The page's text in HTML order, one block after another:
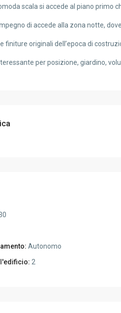
scala si accede al piano primo
di accede alla zona notte,
le finiture originali dell’epoca di
per posizione, giardino,
Autonomo
2